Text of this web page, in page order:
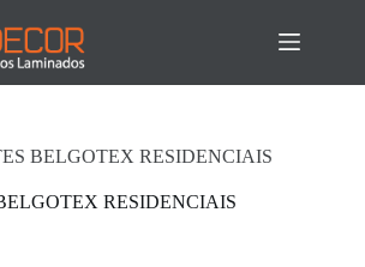
BELGOTEX RESIDENCIAIS
RESIDENCIAIS